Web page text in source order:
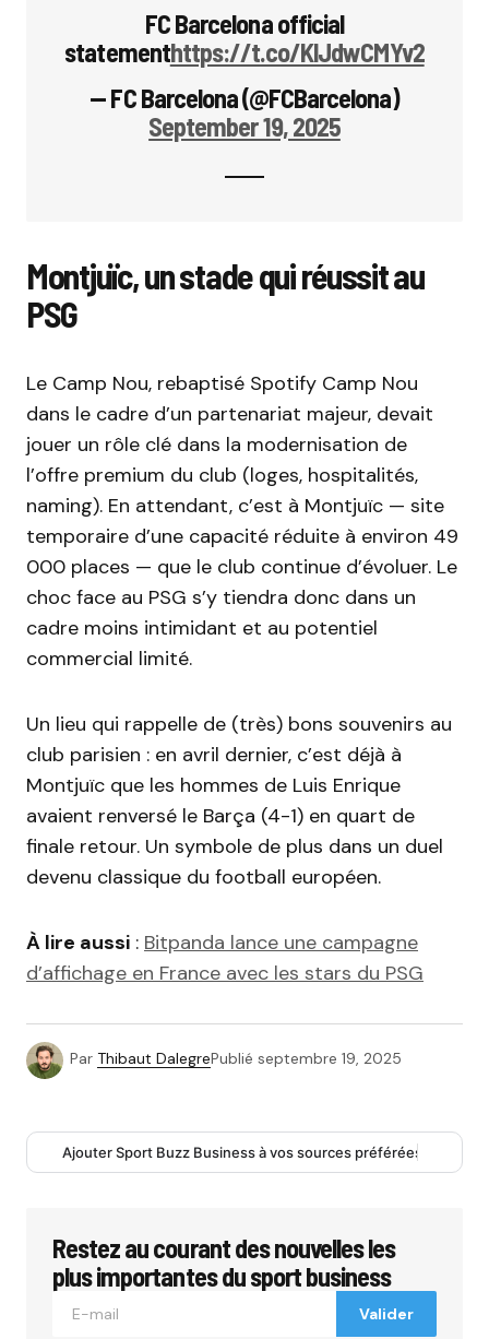
FC Barcelona official
statementhttps://t.co/KlJdwCMYv2
— FC Barcelona (@FCBarcelona)
September 19, 2025
Montjuïc, un stade qui réussit au
PSG
Le Camp Nou, rebaptisé Spotify Camp Nou
dans le cadre d’un partenariat majeur, devait
jouer un rôle clé dans la modernisation de
l’offre premium du club (loges, hospitalités,
naming). En attendant, c’est à Montjuïc — site
temporaire d’une capacité réduite à environ 49
000 places — que le club continue d’évoluer. Le
choc face au PSG s’y tiendra donc dans un
cadre moins intimidant et au potentiel
commercial limité.
Un lieu qui rappelle de (très) bons souvenirs au
club parisien : en avril dernier, c’est déjà à
Montjuïc que les hommes de Luis Enrique
avaient renversé le Barça (4-1) en quart de
finale retour. Un symbole de plus dans un duel
devenu classique du football européen.
À lire aussi : Bitpanda lance une campagne
d’affichage en France avec les stars du PSG
Par Thibaut DalegrePublié septembre 19, 2025
Ajouter Sport Buzz Business à vos sources préférées
Restez au courant des nouvelles les
plus importantes du sport business
Valider